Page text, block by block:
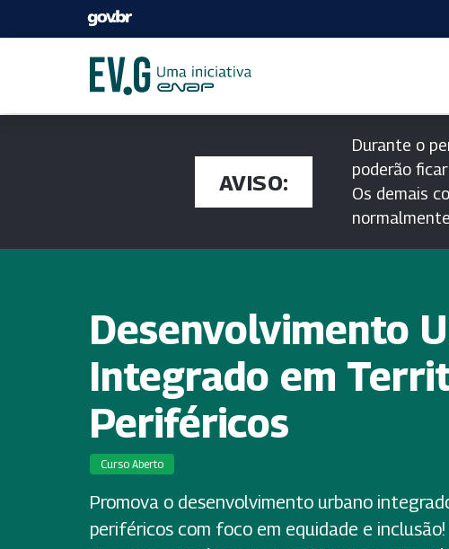
AVISO:
Durante o
poderão
Os demais
Desenvolvimento
Integrado em
Periféricos
Curso Aberto
Promova o desenvolvimento urbano
periféricos com foco em equidade e